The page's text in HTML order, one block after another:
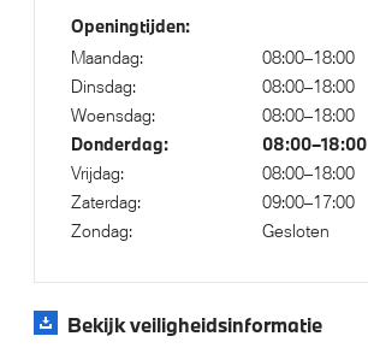
Openingtijden:
Maandag:
08:00–18:00
Dinsdag:
08:00–18:00
Woensdag:
08:00–18:00
Donderdag: 08:00–18:00
Vrijdag:
08:00–18:00
Zaterdag:
09:00–17:00
Zondag:
Gesloten
Bekijk veiligheidsinformatie